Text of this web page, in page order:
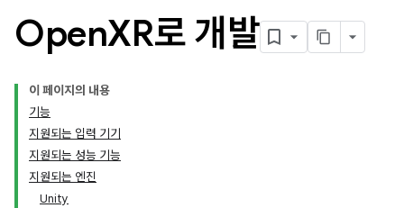
OpenXR로 개발
이 페이지의 내용
기능
지원되는 입력 기기
지원되는 성능 기능
지원되는 엔진
Unity